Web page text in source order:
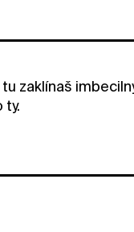
zaklínaš
ty.